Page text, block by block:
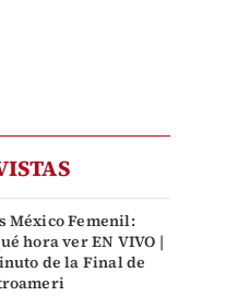
México Femenil:
hora ver EN VIVO |
de la Final de